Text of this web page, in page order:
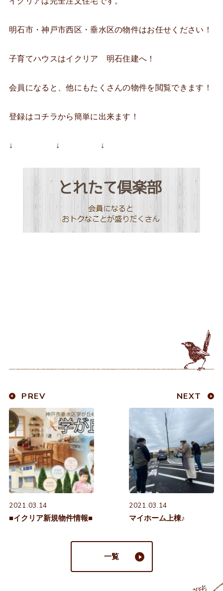
明石市・神戸市西区・垂水区の物件はお任せください！
子育てハウスはイクリア 明石住建へ！
会員になると、他にもたくさんの物件を閲覧できます！
登録はコチラから簡単に出来ます！
↓ ↓ ↓
PREV
2021.03.14
■イクリア新規物件情報■
NEXT
2021.03.14
マイホーム上棟♪
一覧